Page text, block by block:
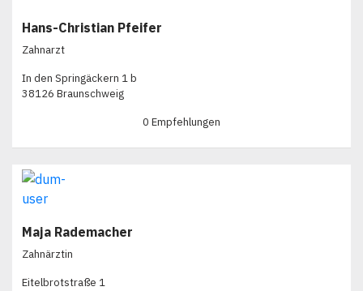
Hans-Christian Pfeifer
Zahnarzt
In den Springäckern 1 b
38126 Braunschweig
0 Empfehlungen
Maja Rademacher
Zahnärztin
Eitelbrotstraße 1